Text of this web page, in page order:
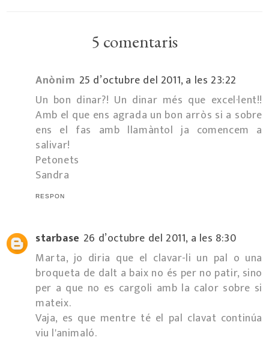
5 comentaris
Anònim 25 d’octubre del 2011, a les 23:22
Un bon dinar?! Un dinar més que excel·lent!!
Amb el que ens agrada un bon arròs si a sobre
ens el fas amb llamàntol ja comencem a
salivar!
Petonets
Sandra
RESPON
starbase 26 d’octubre del 2011, a les 8:30
Marta, jo diria que el clavar-li un pal o una
broqueta de dalt a baix no és per no patir, sino
per a que no es cargoli amb la calor sobre si
mateix.
Vaja, es que mentre té el pal clavat continúa
viu l'animaló.